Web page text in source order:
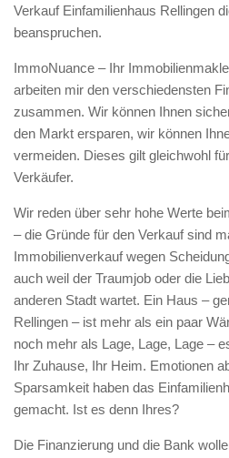
Verkauf Einfamilienhaus Rellingen
beanspruchen.
ImmoNuance – Ihr
arbeiten mir den verschiedensten
zusammen. Wir können Ihnen
den Markt ersparen, wir können
vermeiden. Dieses gilt gleichwohl
Verkäufer.
Wir reden über sehr hohe Werte
– die Gründe für den Verkauf sind
Immobilienverkauf wegen
auch weil der Traumjob oder die
anderen Stadt wartet. Ein Haus –
Rellingen – ist mehr als ein paar
noch mehr als Lage, Lage, Lage –
Ihr Zuhause, Ihr Heim. Emotionen
Sparsamkeit haben das
gemacht. Ist es denn Ihres?
Die Finanzierung und die Bank